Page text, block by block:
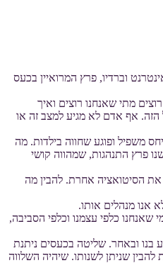
וברדיו, פרץ המרואיין בכעס
מתי שאנחנו רוצים ואיך
הזה. אף אדם לא מגיע למצב זה או
משפיל ופוגע שחווה בילדות. מה
פרץ התנהגות, שמהווה קושי
הסיטואציה אחרת. להבין מה
אנו מנהלים אותו.
שאנחנו כלפי עצמנו וכלפי הסביבה,
בנו ובאחר. שליטה בכעסים ניתנת
שניתן לשנותו. שיהיה השלווה